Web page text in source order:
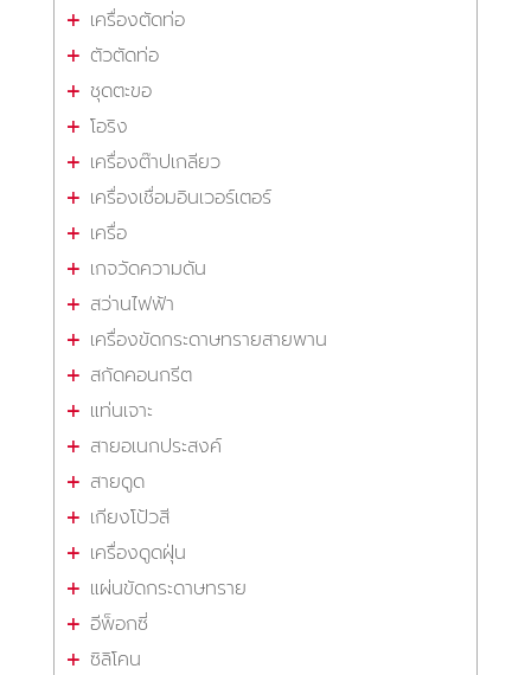
เครื่องตัดท่อ
ตัวตัดท่อ
ชุดตะขอ
โอริง
เครื่องต๊าปเกลียว
เครื่องเชื่อมอินเวอร์เตอร์
เครื่อ
เกจวัดความดัน
สว่านไฟฟ้า
เครื่องขัดกระดาษทรายสายพาน
สกัดคอนกรีต
แท่นเจาะ
สายอเนกประสงค์
สายดูด
เกียงโป้วสี
เครื่องดูดฝุ่น
แผ่นขัดกระดาษทราย
อีพ็อกซี่
ซิลิโคน